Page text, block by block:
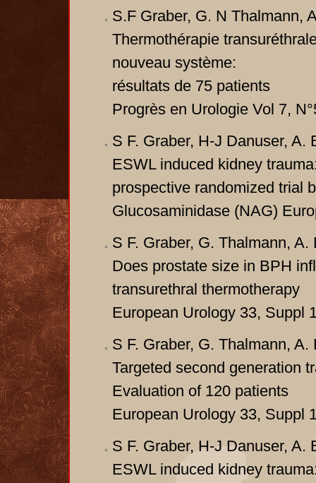
S.F Graber, G. N Thalmann,
Thermothérapie
nouveau système:
résultats de 75 patients
Progrès en Urologie Vol 7,
S F. Graber, H-J Danuser, A.
ESWL induced kidney
prospective randomized trial
Glucosaminidase (NAG)
S F. Graber, G. Thalmann,
Does prostate size in BPH
transurethral thermotherapy
European Urology 33, Suppl
S F. Graber, G. Thalmann,
Targeted second generation
Evaluation of 120 patients
European Urology 33, Suppl
S F. Graber, H-J Danuser, A.
ESWL induced kidney